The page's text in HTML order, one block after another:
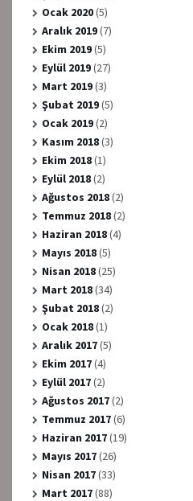
Ocak 2020(5)
Aralık 2019(7)
Ekim 2019(5)
Eylül 2019(27)
Mart 2019(3)
Şubat 2019(5)
Ocak 2019(2)
Kasım 2018(3)
Ekim 2018(1)
Eylül 2018(2)
Ağustos 2018(2)
Temmuz 2018(2)
Haziran 2018(4)
Mayıs 2018(5)
Nisan 2018(25)
Mart 2018(34)
Şubat 2018(2)
Ocak 2018(1)
Aralık 2017(5)
Ekim 2017(4)
Eylül 2017(2)
Ağustos 2017(2)
Temmuz 2017(6)
Haziran 2017(19)
Mayıs 2017(26)
Nisan 2017(33)
Mart 2017(88)